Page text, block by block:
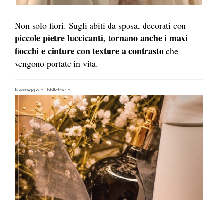
Non solo fiori. Sugli abiti da sposa, decorati con
piccole pietre luccicanti, tornano anche i maxi
fiocchi e cinture con texture a contrasto che
vengono portate in vita.
Messaggio pubblicitario